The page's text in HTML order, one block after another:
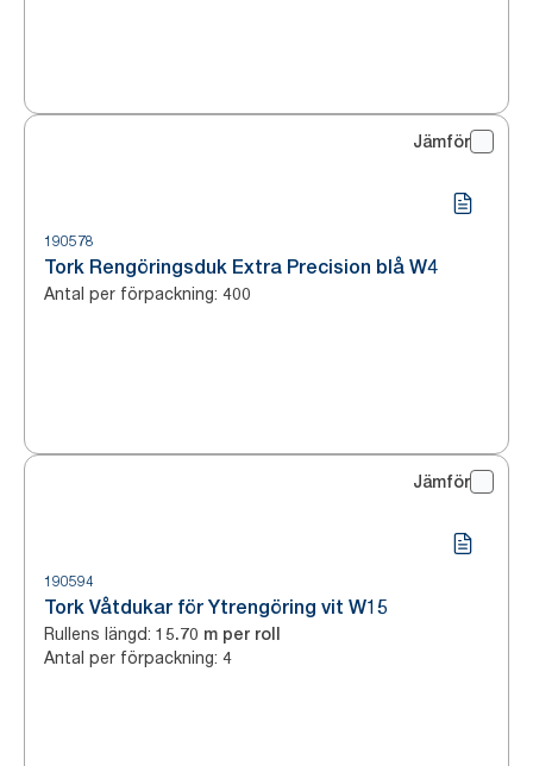
Jämför
190578
Tork Rengöringsduk Extra Precision blå W4
Antal per förpackning: 400
Jämför
190594
Tork Våtdukar för Ytrengöring vit W15
Rullens längd: 15.70 m per roll
Antal per förpackning: 4